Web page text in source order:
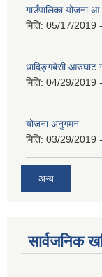
गाउँपालिका योजना
मिति: 05/17/2019
धादिङ्गबेसी आरुघाट
मिति: 04/29/2019
योजना अनुगमन
मिति: 03/29/2019
अन्य
सार्वजनिक